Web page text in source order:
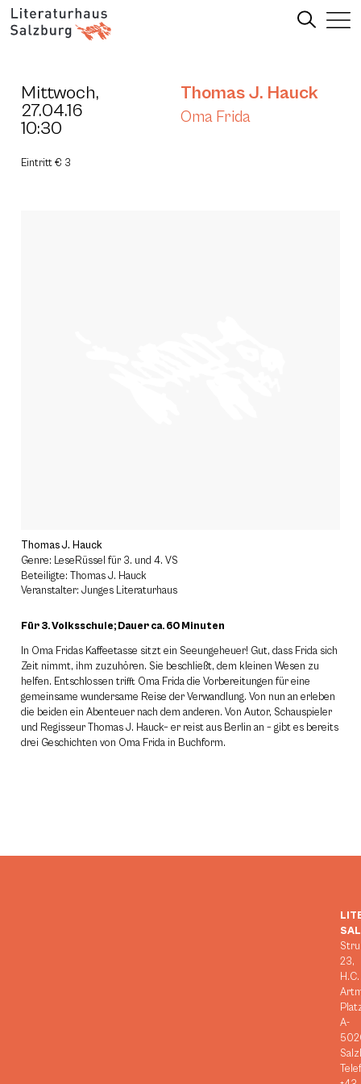
Mittwoch,
27.04.16
10:30
Thomas J. Hauck
Oma Frida
Eintritt € 3
Thomas J. Hauck
Genre: LeseRüssel für 3. und 4. VS
Beteiligte: Thomas J. Hauck
Veranstalter: Junges Literaturhaus
Für 3. Volksschule; Dauer ca. 60 Minuten
In Oma Fridas Kaffeetasse sitzt ein Seeungeheuer! Gut, dass Frida sich
Zeit nimmt, ihm zuzuhören. Sie beschließt, dem kleinen Wesen zu
helfen. Entschlossen trifft Oma Frida die Vorbereitungen für eine
gemeinsame wundersame Reise der Verwandlung. Von nun an erleben
die beiden ein Abenteuer nach dem anderen. Von Autor, Schauspieler
und Regisseur Thomas J. Hauck– er reist aus Berlin an – gibt es bereits
drei Geschichten von Oma Frida in Buchform.
23,
H.C.
A-